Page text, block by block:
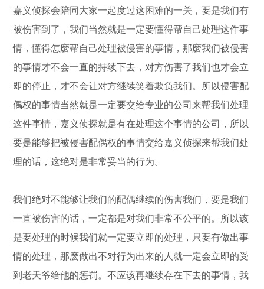
嘉义侦探会陪同大家一起度过这困难的一关，要是我们有
被伤害到了，我们当然就是一定要懂得帮自己处理这件事
情，懂得怎麽帮自己处理被侵害的事情，那麽我们被侵害
的事情才不会一直的持续下去，对方伤害了我们也才会立
即的停止，才不会让对方继续笑着欺负我们。所以侵害配
偶权的事情当然就是一定要交给专业的公司来帮我们处理
这件事情，嘉义侦探就是有在处理这个事情的公司，所以
要是能够把被侵害配偶权的事情交给嘉义侦探来帮我们处
理的话，这绝对是非常妥当的行为。
我们绝对不能够让我们的配偶继续的伤害我们，要是我们
一直被伤害的话，一定都是对我们非常不公平的。所以该
是要处理的时候我们就一定要立即的处理，只要有做出事
情的处理，那麽做出不对行为出来的人就一定会立即的受
到老天爷给他的惩罚。不应该再继续存在下去的事情，我